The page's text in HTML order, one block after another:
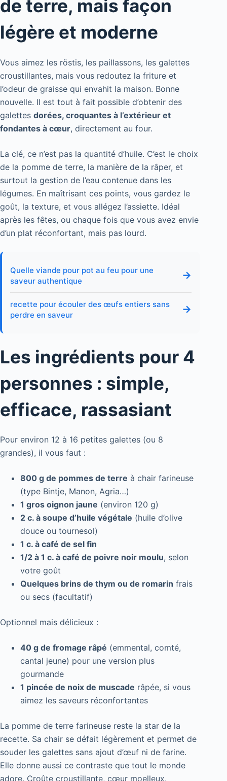
de terre, mais façon
légère et moderne
Vous aimez les röstis, les paillassons, les galettes
croustillantes, mais vous redoutez la friture et
l’odeur de graisse qui envahit la maison. Bonne
nouvelle. Il est tout à fait possible d’obtenir des
galettes dorées, croquantes à l’extérieur et
fondantes à cœur, directement au four.
La clé, ce n’est pas la quantité d’huile. C’est le choix
de la pomme de terre, la manière de la râper, et
surtout la gestion de l’eau contenue dans les
légumes. En maîtrisant ces points, vous gardez le
goût, la texture, et vous allégez l’assiette. Idéal
après les fêtes, ou chaque fois que vous avez envie
d’un plat réconfortant, mais pas lourd.
Quelle viande pour pot au feu pour une
saveur authentique
→
recette pour écouler des œufs entiers sans
perdre en saveur
→
Les ingrédients pour 4
personnes : simple,
efficace, rassasiant
Pour environ 12 à 16 petites galettes (ou 8
grandes), il vous faut :
800 g de pommes de terre à chair farineuse
(type Bintje, Manon, Agria…)
1 gros oignon jaune (environ 120 g)
2 c. à soupe d’huile végétale (huile d’olive
douce ou tournesol)
1 c. à café de sel fin
1/2 à 1 c. à café de poivre noir moulu, selon
votre goût
Quelques brins de thym ou de romarin frais
ou secs (facultatif)
Optionnel mais délicieux :
40 g de fromage râpé (emmental, comté,
cantal jeune) pour une version plus
gourmande
1 pincée de noix de muscade râpée, si vous
aimez les saveurs réconfortantes
La pomme de terre farineuse reste la star de la
recette. Sa chair se défait légèrement et permet de
souder les galettes sans ajout d’œuf ni de farine.
Elle donne aussi ce contraste que tout le monde
adore. Croûte croustillante, cœur moelleux.